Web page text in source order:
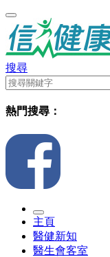
搜尋
熱門搜尋：
主頁
醫健新知
醫生會客室